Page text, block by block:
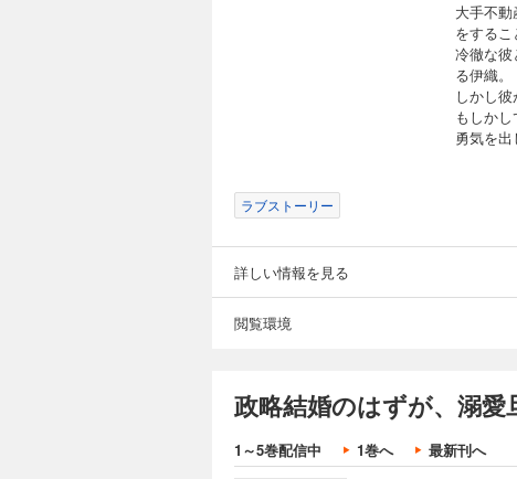
大手不
をするこ
冷徹な彼
る伊織。
しかし
もしか
勇気を
ラブストーリー
詳しい情報を見る
閲覧環境
政略結婚のはずが、溺
1～5巻配信中 1巻へ 最新刊へ